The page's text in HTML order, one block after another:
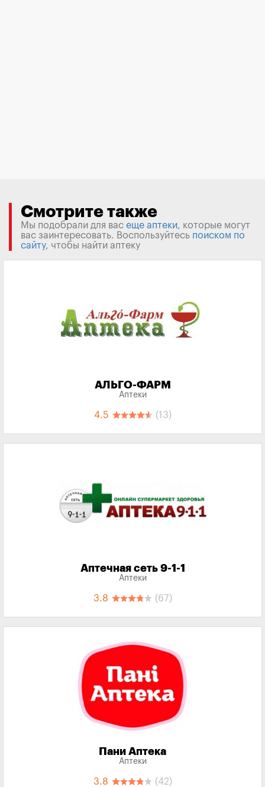
Смотрите также
Мы подобрали для вас еще аптеки, которые могут
вас заинтересовать. Воспользуйтесь поиском по
сайту, чтобы найти аптеку
АЛЬГО-ФАРМ
Аптеки
4.5 (13)
Аптечная сеть 9-1-1
Аптеки
3.8 (67)
Пани Аптека
Аптеки
3.8 (42)